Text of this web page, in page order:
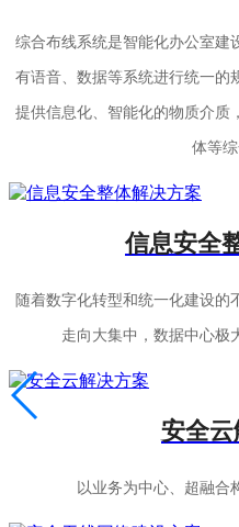
综合布线系统是智能化办公室建
有语音、数据等系统进行统一的
提供信息化、智能化的物质介质
体等综
信息安全
随着数字化转型和统一化建设的
走向大集中，数据中心极
安全
以业务为中心、超融合